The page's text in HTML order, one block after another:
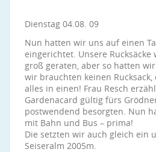
Dienstag 04.08. 09
Nun hatten wir uns auf einen
eingerichtet. Unsere
groß geraten, aber so hatten
wir brauchten keinen
alles in einen! Frau Resch
Gardenacard gültig fürs
postwendend besorgten. Nun
mit Bahn und Bus – prima!
Die setzten wir auch gleich ein
Seiseralm 2005m.